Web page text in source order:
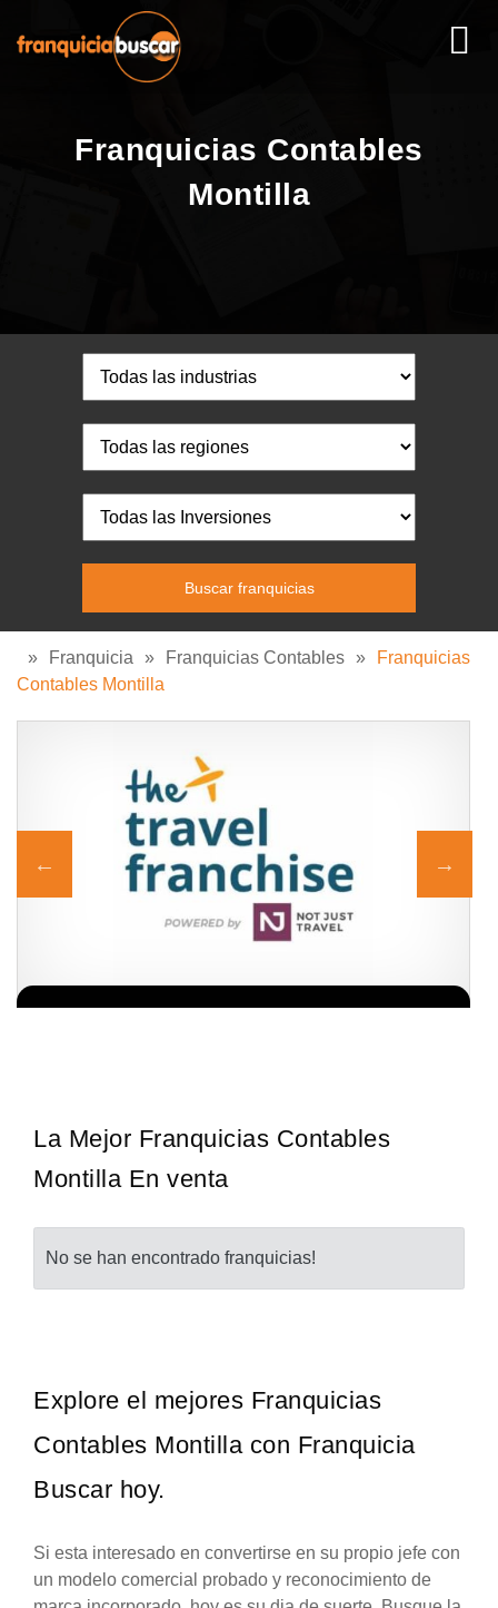
Franquicias Contables
Montilla
» Franquicia » Franquicias Contables »
Franquicias
Contables Montilla
La Mejor Franquicias Contables
Montilla En venta
No se han encontrado franquicias!
Explore el mejores Franquicias
Contables Montilla con Franquicia
Buscar hoy.
Si esta interesado en convertirse en su propio jefe con
un modelo comercial probado y reconocimiento de